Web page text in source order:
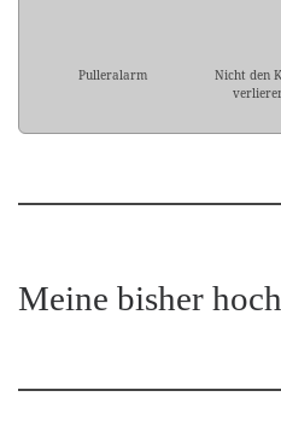
Pulleralarm
Nicht den
Meine bisher